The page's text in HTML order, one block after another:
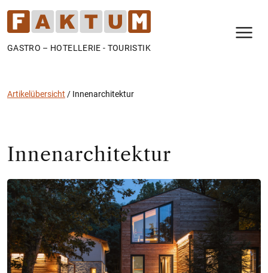
GASTRO – HOTELLERIE - TOURISTIK
Artikelübersicht / Innenarchitektur
Innenarchitektur